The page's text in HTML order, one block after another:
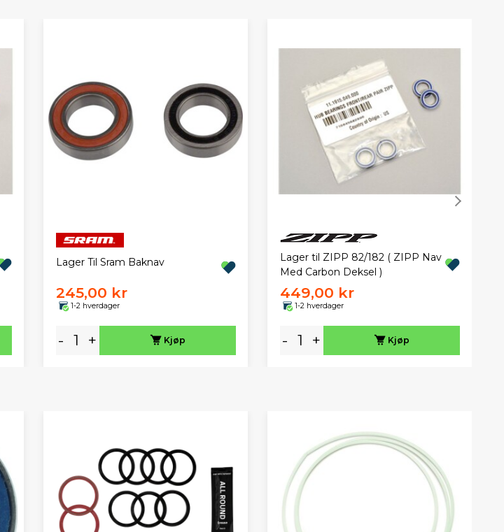
Lager Til Sram Baknav
245,00 kr
1-2 hverdager
- + Kjøp
Lager til ZIPP 82/182 ( ZIPP Nav
Med Carbon Deksel )
449,00 kr
1-2 hverdager
- + Kjøp